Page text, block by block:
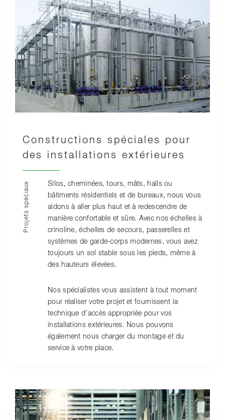
Constructions spéciales pour
des installations extérieures
Projets spéciaux
Silos, cheminées, tours, mâts, halls ou
bâtiments résidentiels et de bureaux, nous vous
aidons à aller plus haut et à redescendre de
manière confortable et sûre. Avec nos échelles à
crinoline, échelles de secours, passerelles et
systèmes de garde-corps modernes, vous avez
toujours un sol stable sous les pieds, même à
des hauteurs élevées.
Nos spécialistes vous assistent à tout moment
pour réaliser votre projet et fournissent la
technique d’accès appropriée pour vos
installations extérieures. Nous pouvons
également nous charger du montage et du
service à votre place.